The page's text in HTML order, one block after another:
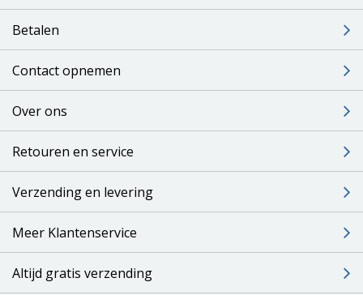
Betalen
Contact opnemen
Over ons
Retouren en service
Verzending en levering
Meer Klantenservice
Altijd gratis verzending